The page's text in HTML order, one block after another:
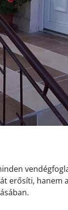
erősíti, hanem